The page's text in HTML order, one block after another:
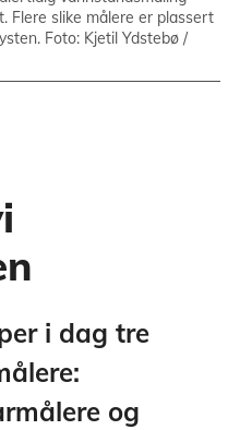
Flere slike målere er plassert
Foto: Kjetil Ydstebø /
i dag tre
og